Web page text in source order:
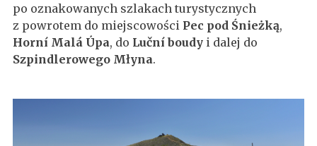
po oznakowanych szlakach turystycznych
z powrotem do miejscowości Pec pod Śnieżką,
Horní Malá Úpa, do Luční boudy i dalej do
Szpindlerowego Młyna.